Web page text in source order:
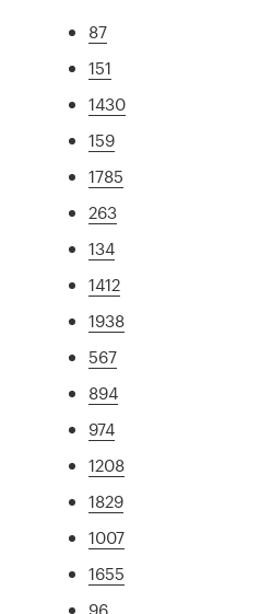
87
151
1430
159
1785
263
134
1412
1938
567
894
974
1208
1829
1007
1655
96